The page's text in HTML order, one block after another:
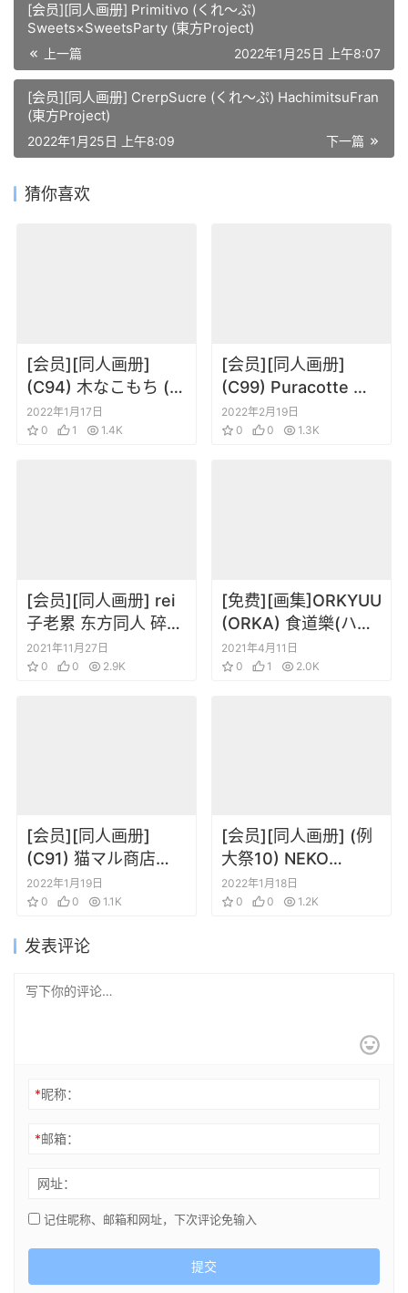
[会员][同人画册] Primitivo (くれ～ぷ)
Sweets×SweetsParty (東方Project)
上一篇 2022年1月25日 上午8:07
[会员][同人画册] CrerpSucre (くれ～ぷ) HachimitsuFran
(東方Project)
下一篇
2022年1月25日 上午8:09
猜你喜欢
[会员][同人画册]
(C94) 木なこもち (木
なこ) lilyromnsual
summer vacation
2022年1月17日
0
1 1.4K
[会员][同人画册]
(C99) Puracotte 月
餅文蝶 (ぷらこ)
PURALOG vol2
2022年2月19日
0
0 1.3K
[会员][同人画册] rei
子老累 东方同人 碎华
变
2021年11月27日
0
0 2.9K
[免费][画集]ORKYUU
(ORKA) 食道樂(ハイ
キュー!!) 排球少年同
人画集
2021年4月11日
0
1 2.0K
[会员][同人画册]
(C91) 猫マル商店
(saitom) zimakupiza
(オリジナル)
2022年1月19日
0
0 1.1K
[会员][同人画册] (例
大祭10) NEKO
WORKi 七穂電子
(ideolo、77gl) はた
2022年1月18日
0
0 1.2K
发表评论
*昵称：
*邮箱：
网址：
记住昵称、邮箱和网址，下次评论免输入
提交